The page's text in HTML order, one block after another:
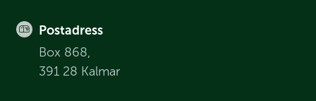
Postadress
Box 868,
391 28 Kalmar